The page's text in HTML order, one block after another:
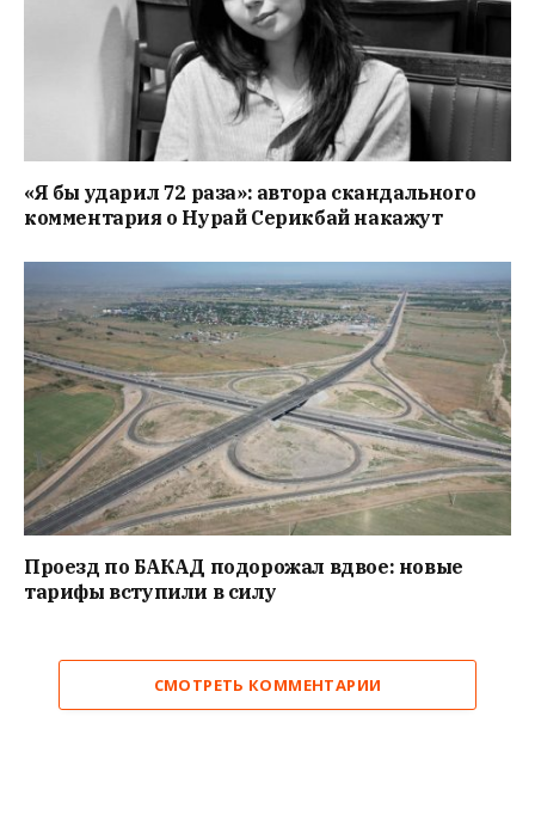
«Я бы ударил 72 раза»: автора скандального
комментария о Нурай Серикбай накажут
Проезд по БАКАД подорожал вдвое: новые
тарифы вступили в силу
СМОТРЕТЬ КОММЕНТАРИИ